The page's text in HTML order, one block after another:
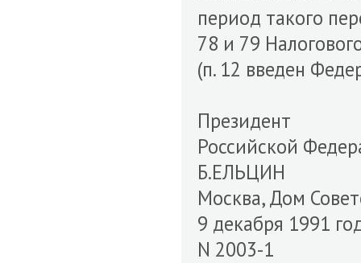
период такого
78 и 79
(п. 12 введен
Президент
Российской
Б.ЕЛЬЦИН
Москва, Дом
9 декабря 1991
N 2003-1